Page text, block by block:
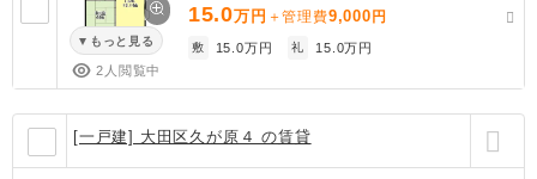
もっと見る
2人閲覧中
15.0万円 ＋管理費9,000 円
敷 15.0万円 礼 15.0万円
[一戸建] 大田区久が原４ の賃貸